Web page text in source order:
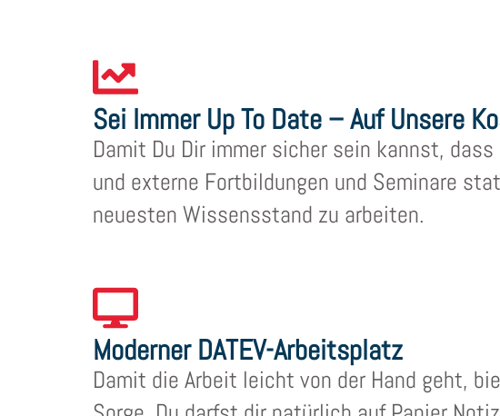
Sei Immer Up To Date – Auf Unsere
Damit Du Dir immer sicher sein kannst,
und externe Fortbildungen und Seminare
neuesten Wissensstand zu arbeiten.
Moderner DATEV-Arbeitsplatz
Damit die Arbeit leicht von der Hand geht,